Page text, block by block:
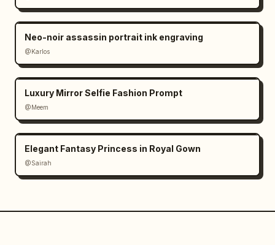
Neo-noir assassin portrait ink engraving
@Karlos
Luxury Mirror Selfie Fashion Prompt
@Meem
Elegant Fantasy Princess in Royal Gown
@Sairah